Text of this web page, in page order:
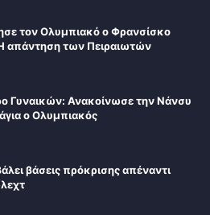
τον Ολυμπιακό ο Φρανσίσκο
απάντηση των Πειραιωτών
Γυναικών: Ανακοίνωσε την Νάνσυ
ο Ολυμπιακός
βάσεις πρόκρισης απέναντι